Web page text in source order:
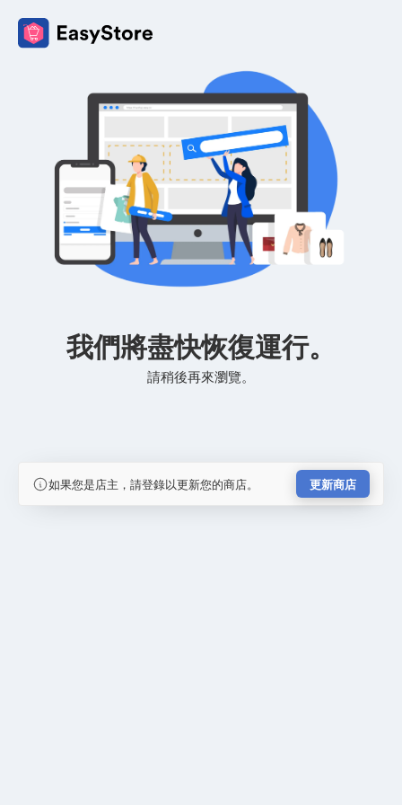
我們將盡快恢復運行。
請稍後再來瀏覽。
如果您是店主，請登錄以更新您的商店。 更新商店